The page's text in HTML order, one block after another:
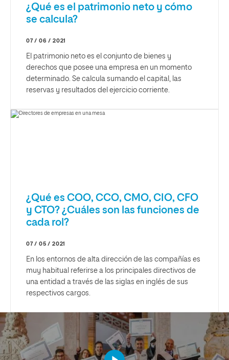
¿Qué es el patrimonio neto y cómo
se calcula?
07 / 06 / 2021
El patrimonio neto es el conjunto de bienes y
derechos que posee una empresa en un momento
determinado. Se calcula sumando el capital, las
reservas y resultados del ejercicio corriente.
¿Qué es COO, CCO, CMO, CIO, CFO
y CTO? ¿Cuáles son las funciones de
cada rol?
07 / 05 / 2021
En los entornos de alta dirección de las compañías es
muy habitual referirse a los principales directivos de
una entidad a través de las siglas en inglés de sus
respectivos cargos.